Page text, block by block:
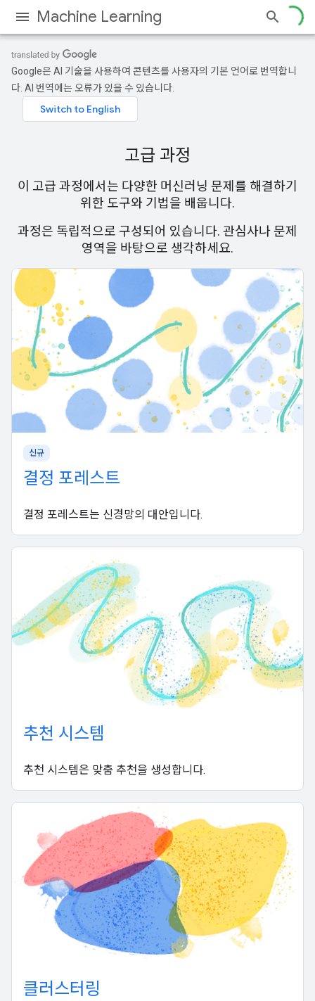
Machine Learning
Google은 AI 기술을 사용하여 콘텐츠를 사용자의 기본 언어로 번역합니
다. AI 번역에는 오류가 있을 수 있습니다.
고급 과정
이 고급 과정에서는 다양한 머신러닝 문제를 해결하기
위한 도구와 기법을 배웁니다.
과정은 독립적으로 구성되어 있습니다. 관심사나 문제
영역을 바탕으로 생각하세요.
신규
결정 포레스트
결정 포레스트는 신경망의 대안입니다.
추천 시스템
추천 시스템은 맞춤 추천을 생성합니다.
클러스터링